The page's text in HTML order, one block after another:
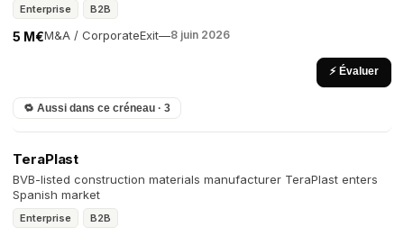
Enterprise B2B
M&A / Corporate
5 M€ Exit—8 juin 2026
⚡ Évaluer
🔁 Aussi dans ce créneau · 3
TeraPlast
BVB-listed construction materials manufacturer TeraPlast enters
Spanish market
Enterprise B2B